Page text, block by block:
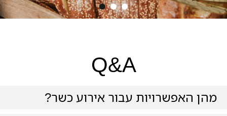
Q&A
מהן האפשרויות עבור אירוע כשר?